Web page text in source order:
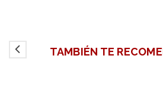
TAMBIÉN TE